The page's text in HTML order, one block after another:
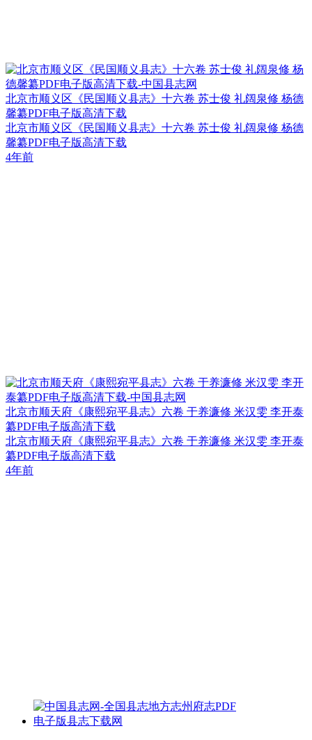
北京市顺义区《民国顺义县志》十六卷 苏士俊 礼阔泉修 杨德
馨纂PDF电子版高清下载
北京市顺义区《民国顺义县志》十六卷 苏士俊 礼阔泉修 杨德
馨纂PDF电子版高清下载
4年前
北京市顺天府《康熙宛平县志》六卷 于养濂修 米汉雯 李开泰
纂PDF电子版高清下载
北京市顺天府《康熙宛平县志》六卷 于养濂修 米汉雯 李开泰
纂PDF电子版高清下载
4年前